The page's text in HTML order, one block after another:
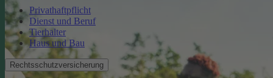
Privathaftpflicht
Dienst und Beruf
Tierhalter
Haus und Bau
Rechtsschutzversicherung